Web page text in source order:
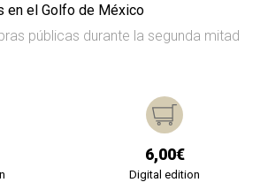
en el Golfo de México
públicas durante la segunda mitad
6,00€
Digital edition